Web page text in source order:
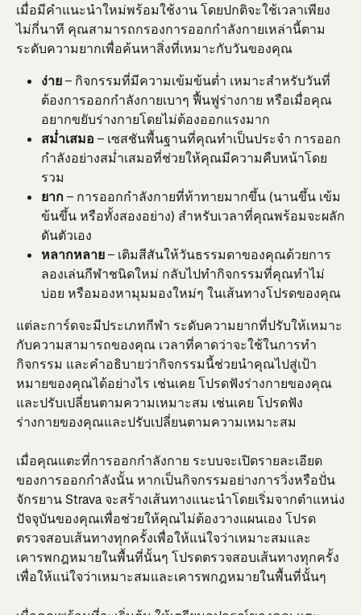
เมื่อมีคำแนะนำใหม่พร้อมใช้งาน โดยปกติจะใช้เวลาเพียง
ไม่กี่นาที คุณสามารถกรองการออกกำลังกายเหล่านี้ตาม
ระดับความยากเพื่อค้นหาสิ่งที่เหมาะกับวันของคุณ
ง่าย – กิจกรรมที่มีความเข้มข้นต่ำ เหมาะสำหรับวันที่
ต้องการออกกำลังกายเบาๆ ฟื้นฟูร่างกาย หรือเมื่อคุณ
อยากขยับร่างกายโดยไม่ต้องออกแรงมาก
สม่ำเสมอ – เซสชันพื้นฐานที่คุณทำเป็นประจำ การออก
กำลังอย่างสม่ำเสมอที่ช่วยให้คุณมีความคืบหน้าโดย
รวม
ยาก – การออกกำลังกายที่ท้าทายมากขึ้น (นานขึ้น เข้ม
ข้นขึ้น หรือทั้งสองอย่าง) สำหรับเวลาที่คุณพร้อมจะผลัก
ดันตัวเอง
หลากหลาย – เติมสีสันให้วันธรรมดาของคุณด้วยการ
ลองเล่นกีฬาชนิดใหม่ กลับไปทำกิจกรรมที่คุณทำไม่
บ่อย หรือมองหามุมมองใหม่ๆ ในเส้นทางโปรดของคุณ
แต่ละการ์ดจะมีประเภทกีฬา ระดับความยากที่ปรับให้เหมาะ
กับความสามารถของคุณ เวลาที่คาดว่าจะใช้ในการทำ
กิจกรรม และคำอธิบายว่ากิจกรรมนี้ช่วยนำคุณไปสู่เป้า
หมายของคุณได้อย่างไร เช่นเคย โปรดฟังร่างกายของคุณ
และปรับเปลี่ยนตามความเหมาะสม เช่นเคย โปรดฟัง
ร่างกายของคุณและปรับเปลี่ยนตามความเหมาะสม
เมื่อคุณแตะที่การออกกำลังกาย ระบบจะเปิดรายละเอียด
ของการออกกำลังนั้น หากเป็นกิจกรรมอย่างการวิ่งหรือปั่น
จักรยาน Strava จะสร้างเส้นทางแนะนำโดยเริ่มจากตำแหน่ง
ปัจจุบันของคุณเพื่อช่วยให้คุณไม่ต้องวางแผนเอง โปรด
ตรวจสอบเส้นทางทุกครั้งเพื่อให้แน่ใจว่าเหมาะสมและ
เคารพกฎหมายในพื้นที่นั้นๆ โปรดตรวจสอบเส้นทางทุกครั้ง
เพื่อให้แน่ใจว่าเหมาะสมและเคารพกฎหมายในพื้นที่นั้นๆ